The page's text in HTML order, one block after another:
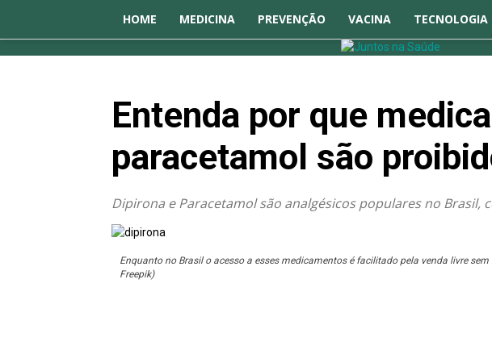
HOME MEDICINA PREVENÇÃO VACINA TECNOLOGIA
Entenda por que
paracetamol são
Dipirona e Paracetamol são analgésicos populares no
Enquanto no Brasil o acesso a esses medicamentos é facilitado pela venda livre
Freepik)